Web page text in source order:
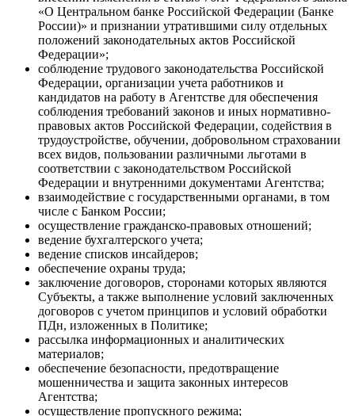
«О Центральном банке Российской Федерации (Банке
России)» и признании утратившими силу отдельных
положений законодательных актов Российской
Федерации»;
соблюдение трудового законодательства Российской
Федерации, организации учета работников и
кандидатов на работу в Агентстве для обеспечения
соблюдения требований законов и иных нормативно-
правовых актов Российской Федерации, содействия в
трудоустройстве, обучении, добровольном страховании
всех видов, пользовании различными льготами в
соответствии с законодательством Российской
Федерации и внутренними документами Агентства;
взаимодействие с государственными органами, в том
числе с Банком России;
осуществление гражданско-правовых отношений;
ведение бухгалтерского учета;
ведение списков инсайдеров;
обеспечение охраны труда;
заключение договоров, сторонами которых являются
Субъекты, а также выполнение условий заключенных
договоров с учетом принципов и условий обработки
ПДн, изложенных в Политике;
рассылка информационных и аналитических
материалов;
обеспечение безопасности, предотвращение
мошенничества и защита законных интересов
Агентства;
осуществление пропускного режима;